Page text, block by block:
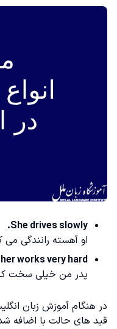
She drives slowly.
او آهسته رانندگی می
works very hard.
پدر من خیلی سخت
در هنگام آموزش زبان
قید های حالت با اضافه